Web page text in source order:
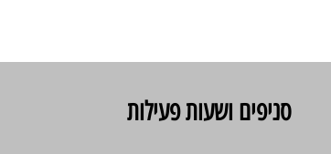
סניפים ושעות פעילות